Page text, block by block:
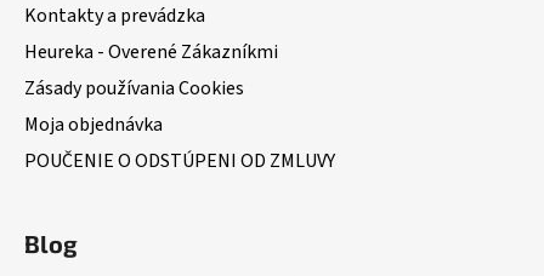
Kontakty a prevádzka
Heureka - Overené Zákazníkmi
Zásady používania Cookies
Moja objednávka
POUČENIE O ODSTÚPENI OD ZMLUVY
Blog